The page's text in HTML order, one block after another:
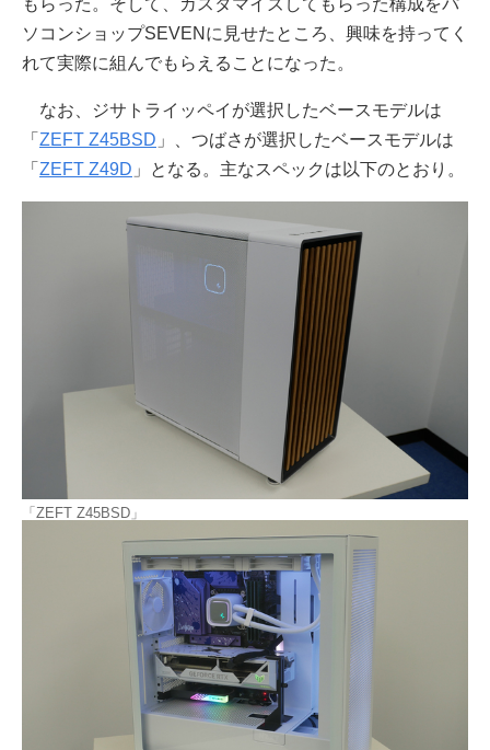
もらった。そして、カスタマイズしてもらった構成をパ
ソコンショップSEVENに見せたところ、興味を持ってく
れて実際に組んでもらえることになった。
なお、ジサトライッペイが選択したベースモデルは
「 ZEFT Z45BSD 」、つばさが選択したベースモデルは
「 ZEFT Z49D 」となる。主なスペックは以下のとおり。
「ZEFT Z45BSD」